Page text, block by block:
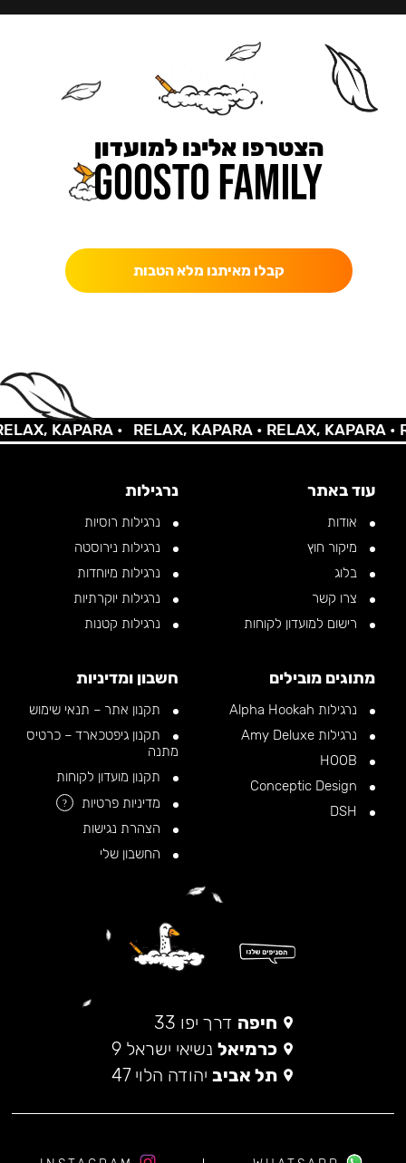
הצטרפו אלינו למועדון
קבלו מאיתנו מלא הטבות
KAPARA • RELAX, KAPARA •RELAX, KAPARA •
עוד באתר
אודות
מיקור חוץ
בלוג
צרו קשר
רישום למועדון לקוחות
נרגילות
נרגילות רוסיות
נרגילות נירוסטה
נרגילות מיוחדות
נרגילות יוקרתיות
נרגילות קטנות
מתוגים מובילים
נרגילות Alpha Hookah
נרגילות Amy Deluxe
חשבון ומדיניות
תקנון אתר – תנאי שימוש
תקנון גיפטכארד – כרטיס
מתנה
תקנון מועדון לקוחות
מדיניות פרטיות
?
הצהרת נגישות
החשבון שלי
חיפה דרך יפו 33
כרמיאל נשיאי ישראל 9
תל אביב יהודה הלוי 47